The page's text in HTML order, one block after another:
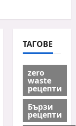
ТАГОВЕ
zero
waste
рецепти
Бързи
рецепти